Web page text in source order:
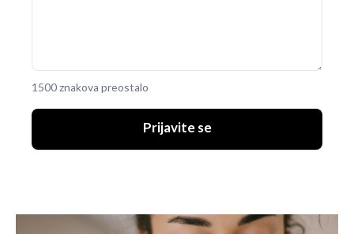
1500 znakova preostalo
Prijavite se